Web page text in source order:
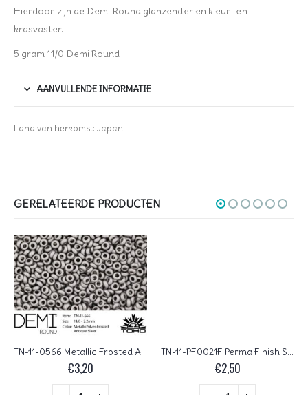
Hierdoor zijn de Demi Round glanzender en kleur- en
krasvaster.
5 gram 11/0 Demi Round
AANVULLENDE INFORMATIE
Land van herkomst: Japan
GERELATEERDE PRODUCTEN
TN-11-0566 Metallic Frosted Antique Silver TOHO Demi Round
€3,20
TN-11-PF0021F Perma Finish Silver Linded Frosted Crystal TOHO Demi Round
€2,50